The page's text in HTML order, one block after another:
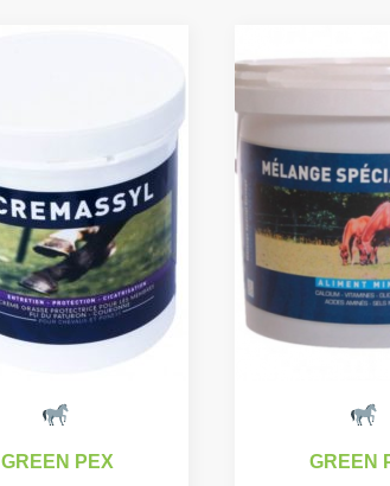
GREEN PEX
GREEN